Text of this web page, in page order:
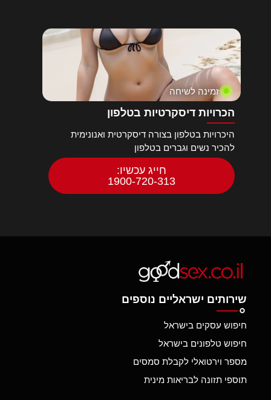
זמינה לשיחה
הכרויות דיסקרטיות בטלפון
היכרויות בטלפון בצורה דיסקרטית ואנונימית
להכיר נשים וגברים בטלפון
חייג עכשיו:
1900-720-313
שירותים ישראליים נוספים
חיפוש עסקים בישראל
חיפוש טלפונים בישראל
מספר וירטואלי לקבלת סמסים
תוספי תזונה לבריאות מינית